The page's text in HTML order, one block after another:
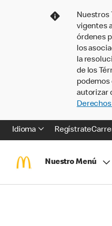
Nuestros
vigentes
órdenes
los
la
de los
podemos
autorizar
Derechos
Idioma Regístrate
Nuestro Menú